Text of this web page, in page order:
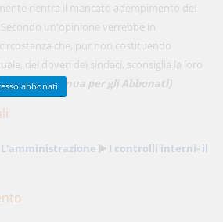
rientra il mancato adempimento dei
un'opinione verrebbe in
che, pur non costituendo
dei doveri dei sindaci, sconsiglia la loro
. ...(Continua per gli Abbonati)
L'amministrazione
I controlli interni- il
48,00 € MENSILI
abbonati